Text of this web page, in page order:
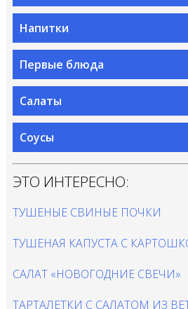
Напитки
Первые блюда
Салаты
Соусы
ЭТО ИНТЕРЕСНО:
ТУШЕНЫЕ СВИНЫЕ ПОЧКИ
ТУШЕНАЯ КАПУСТА С
САЛАТ «НОВОГОДНИЕ СВЕЧИ»
ТАРТАЛЕТКИ С САЛАТОМ ИЗ